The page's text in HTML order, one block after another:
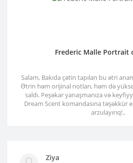
Frederic Malle Portrait
Salam, Bakıda çətin tapılan bu ətri
Ətrin həm orijinal notları, həm də yüksək
saldı. Peşəkar yanaşmanıza və
Dream Scent komandasına təşəkkür
arzulayırıq!..
Ziya